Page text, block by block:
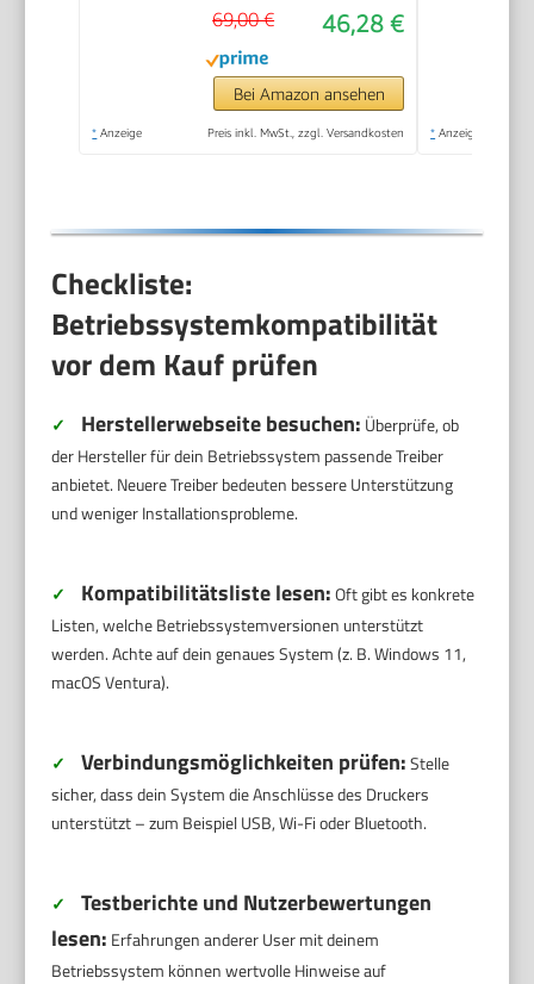
Kabelloses Drucken
vom Smartphone
leicht gemacht PIXMA
Print Plan kompatibel
46,28 €
69,00 €
Bei Amazon ansehen
* Anzeige Preis inkl. MwSt., zzgl. Versandkosten * Anzeige
Checkliste:
Betriebssystemkompatibilität
vor dem Kauf prüfen
✓ Herstellerwebseite besuchen: Überprüfe, ob
der Hersteller für dein Betriebssystem passende Treiber
anbietet. Neuere Treiber bedeuten bessere Unterstützung
und weniger Installationsprobleme.
✓ Kompatibilitätsliste lesen:Oft gibt es konkrete
Listen, welche Betriebssystemversionen unterstützt
werden. Achte auf dein genaues System (z. B. Windows 11,
macOS Ventura).
✓ Verbindungsmöglichkeiten prüfen:Stelle
sicher, dass dein System die Anschlüsse des Druckers
unterstützt – zum Beispiel USB, Wi-Fi oder Bluetooth.
✓
Testberichte und Nutzerbewertungen
lesen: Erfahrungen anderer User mit deinem
Betriebssystem können wertvolle Hinweise auf